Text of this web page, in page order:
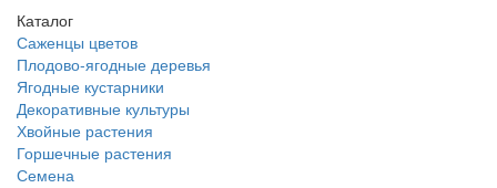
Каталог
Саженцы цветов
Плодово-ягодные деревья
Ягодные кустарники
Декоративные культуры
Хвойные растения
Горшечные растения
Семена